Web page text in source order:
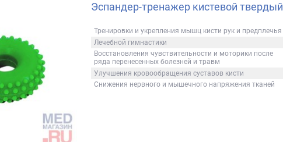
Эспандер-тренажер кистевой твердый
Тренировки и укрепления мышц кисти рук и предплечья
Лечебной гимнастики
Восстановления чувствительности и моторики после
ряда перенесенных болезней и травм
Улучшения кровообращения суставов кисти
Снижения нервного и мышечного напряжения тканей